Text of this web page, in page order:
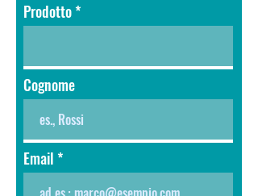
Prodotto
Cognome
Email